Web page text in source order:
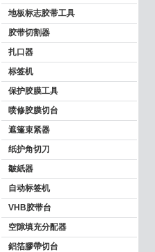
地板标志胶带工具
胶带切割器
扎口器
标签机
保护胶膜工具
喷修胶膜切台
遮篷束紧器
纸护角切刀
皺紙器
自动标签机
VHB胶带台
空隙填充分配器
鋁箔膠帶切台